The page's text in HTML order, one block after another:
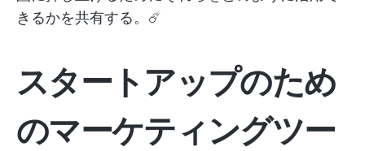
きるかを共有する。☄️
スタートアップのため
のマーケティングツー